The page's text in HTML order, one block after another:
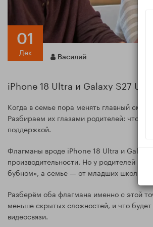
01
Дек Василий
iPhone 18 Ultra и Galaxy S27
Когда в семье пора менять главный
Разбираем их глазами родителей: что
поддержкой.
Флагманы вроде iPhone 18 Ultra и
производительности. Но у родителей
бубном», а семье — от младших
Разберём оба флагмана именно с этой
меньше скрытых сложностей, и что
видеосвязи.